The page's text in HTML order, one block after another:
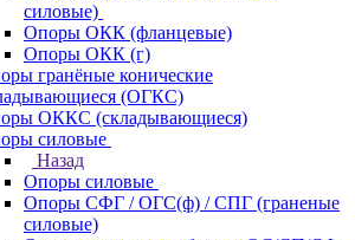
силовые)
Опоры ОКК (фланцевые)
Опоры ОКК (г)
гранёные конические
(ОГКС)
ОККС (складывающиеся)
силовые
Назад
Опоры силовые
Опоры СФГ / ОГС(ф) / СПГ (граненые
силовые)